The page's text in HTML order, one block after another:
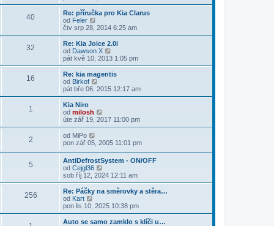
e
k
s
p
v
e
k
í
p
í
s
p
ě
v
e
k
e
n
í
p
ř
í
s
p
v
e
p
o
s
e
d
n
í
p
í
s
v
e
b
r
a
z
p
o
s
e
n
í
í
s
ě
v
e
k
40
Re: příručka pro Kia Clarus
od Feler
o
b
r
a
z
p
o
s
d
n
í
ř
í
s
p
ě
v
e
k
čtv srp 28, 2014 6:25 am
32
Re: Kia Joice 2.0i
od Dawson X
o
b
r
z
o
s
d
n
í
ř
í
s
ě
v
e
pát kvě 10, 2013 1:05 pm
16
Re: kia magentis
od Birkof
o
b
a
z
p
o
s
l
e
d
n
í
ř
í
s
pát bře 06, 2015 12:17 am
1
Kia Niro
od milosh
o
b
a
i
t
o
s
l
d
n
í
úte zář 19, 2017 11:00 pm
2 od MiPo
o
a
z
i
t
p
s
l
e
pon zář 05, 2005 11:01 pm
5
AntiDefrostSystem - ON/OFF
od Cejgl36
o
b
r
z
sob říj 12, 2024 12:11 am
256
Re: Páčky na směrovky a stěra…
od Kart
o
b
r
pon lis 10, 2025 10:38 pm
Auto se samo zamklo s klíči u…